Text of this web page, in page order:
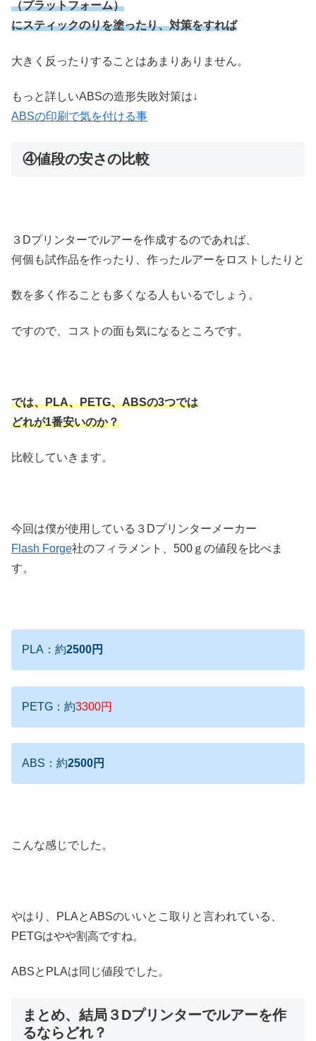
（プラットフォーム）
にスティックのりを塗ったり、対策をすれば
大きく反ったりすることはあまりありません。
もっと詳しいABSの造形失敗対策は↓
ABSの印刷で気を付ける事
④値段の安さの比較
３Dプリンターでルアーを作成するのであれば、
何個も試作品を作ったり、作ったルアーをロストしたりと
数を多く作ることも多くなる人もいるでしょう。
ですので、コストの面も気になるところです。
では、PLA、PETG、ABSの3つでは
どれが1番安いのか？
比較していきます。
今回は僕が使用している３Dプリンターメーカー
Flash Forge社のフィラメント、500ｇの値段を比べま
す。
PLA：約2500円
PETG：約3300円
ABS：約2500円
こんな感じでした。
やはり、PLAとABSのいいとこ取りと言われている、
PETGはやや割高ですね。
ABSとPLAは同じ値段でした。
まとめ、結局３Dプリンターでルアーを作
るならどれ？